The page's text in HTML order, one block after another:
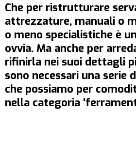
Che per ristrutturare
attrezzature, manuali o
o meno specialistiche è
ovvia. Ma anche per
rifinirla nei suoi dettagli
sono necessari una serie
che possiamo per
nella categoria